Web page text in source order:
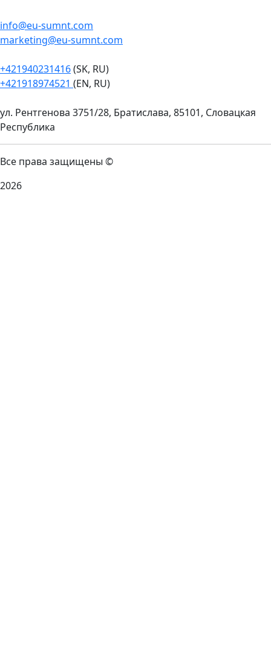
info@eu-sumnt.com
marketing@eu-sumnt.com
+421940231416(SK, RU)
+421918974521 (EN, RU)
ул. Рентгенова 3751/28, Братислава, 85101, Словацкая
Республика
Все права защищены ©
2026